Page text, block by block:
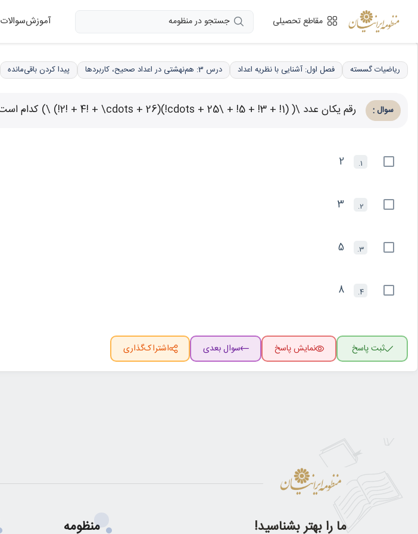
مقاطع تحصیلی جستجو در منظومه آموزشسوالات
ریاضیات گسسته فصل اول: آشنایی با نظریه اعداد درس 3: هم‌نهشتی در اعداد صحیح، کاربردها پیدا کردن باقی‌مانده
سوال : رقم یکان عدد \( (1! + 3! + 5! + \cdots + 25!)(2! + 4! + \cdots + 26!) \) کدام است؟
1.
2
2.
3
3.
5
4.
8
ثبت پاسخ نمایش پاسخ سوال بعدی اشتراک‌گذاری
ما را بهتر بشناسید! منظومه